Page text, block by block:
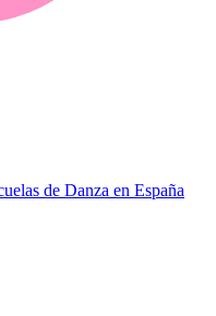
de Danza en España